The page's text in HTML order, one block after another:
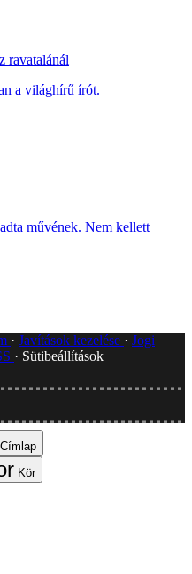
ravatalánál
a világhírű írót.
művének. Nem kellett
Javítások kezelése
Jogi
Sütibeállítások
Címlap
Kör